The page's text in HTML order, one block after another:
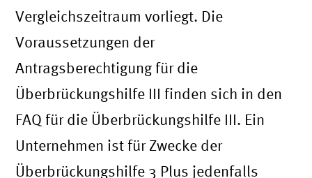
Vergleichszeitraum vorliegt. Die
Voraussetzungen der
Antragsberechtigung für die
Überbrückungshilfe III finden sich in den
FAQ für die Überbrückungshilfe III. Ein
Unternehmen ist für Zwecke der
Überbrückungshilfe 3 Plus jedenfalls